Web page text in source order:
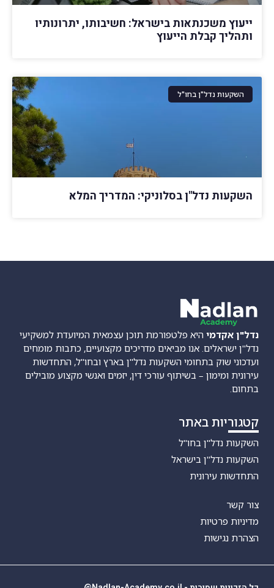
ייעוץ משכנתאות בישראל: חשיבותו, יתרונותיו
ותהליך קבלת הייעוץ
השקעות נדל"ן בחו"ל
השקעות נדל"ן בסלוניקי: המדריך המלא
נדל"ן אקדמי היא פלטפורמת תוכן עצמאית המיועדת למשקיעי
נדל"ן ישראלים. אנו מביאים מדריכים מקצועיים, כתבות מומחים
ועדכוני שוק בתחומי השקעות נדל"ן בארץ ובחו"ל, התחדשות
עירונית ומימון – בשיתוף עורכי דין, יזמים ואנשי מקצוע מובילים
בתחום.
קטגוריות באתר
השקעות נדל"ן בחו"ל
השקעות נדל"ן בישראל
התחדשות עירונית
צור קשר
מדיניות פרטיות
הצהרת נגישות